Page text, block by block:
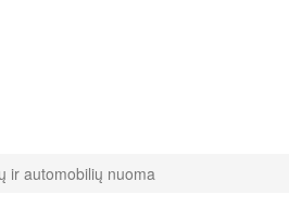
ir automobilių nuoma